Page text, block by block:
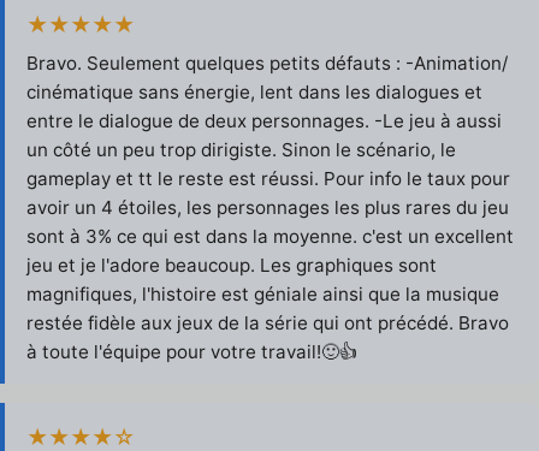
★★★★★
Bravo. Seulement quelques petits défauts : -Animation/
cinématique sans énergie, lent dans les dialogues et
entre le dialogue de deux personnages. -Le jeu à aussi
un côté un peu trop dirigiste. Sinon le scénario, le
gameplay et tt le reste est réussi. Pour info le taux pour
avoir un 4 étoiles, les personnages les plus rares du jeu
sont à 3% ce qui est dans la moyenne. c'est un excellent
jeu et je l'adore beaucoup. Les graphiques sont
magnifiques, l'histoire est géniale ainsi que la musique
restée fidèle aux jeux de la série qui ont précédé. Bravo
à toute l'équipe pour votre travail!🙂👍
★★★★☆